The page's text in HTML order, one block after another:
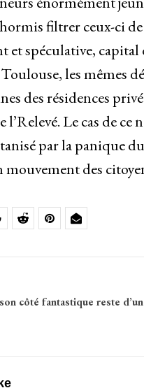
filtrer ceux-ci
et spéculative, capital
les mêmes
des résidences
l’Relevé. Le cas de
par la panique
des
côté fantastique reste